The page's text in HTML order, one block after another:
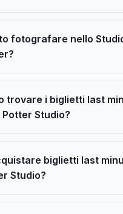
fotografare nello
trovare i biglietti last
Studio?
biglietti last
Studio?